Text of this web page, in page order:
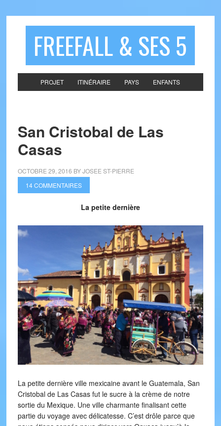
FREEFALL & SES 5
PROJET ITINÉRAIRE PAYS ENFANTS
San Cristobal de Las
Casas
OCTOBRE 29, 2016 BYJOSEE ST-PIERRE
14 COMMENTAIRES
La petite dernière
La petite dernière ville mexicaine avant le Guatemala, San
Cristobal de Las Casas fut le sucre à la crème de notre
sortie du Mexique. Une ville charmante finalisant cette
partie du voyage avec délicatesse. C’est drôle parce que